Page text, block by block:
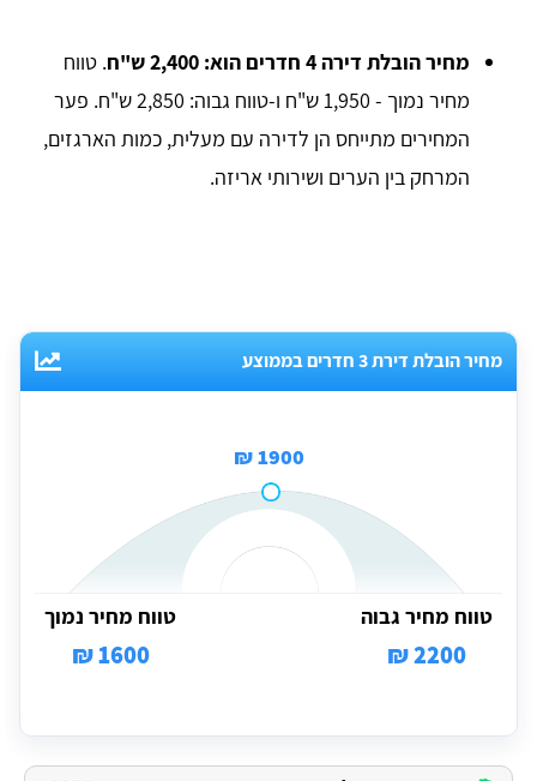
מחיר הובלת דירה 4 חדרים הוא: 2,400 ש"ח
. טווח
מחיר נמוך - 1,950 ש"ח ו-טווח גבוה: 2,850 ש"ח. פער
המחירים מתייחס הן לדירה עם מעלית, כמות הארגזים,
המרחק בין הערים ושירותי אריזה.
מחיר הובלת דירת 3 חדרים בממוצע
1900 ₪
טווח מחיר גבוה
2200 ₪
טווח מחיר נמוך
1600 ₪